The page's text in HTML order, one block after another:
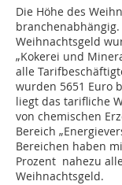
Die Höhe des
Weihnachtsgeld
„Kokerei und
alle
wurden 5651 Euro
liegt das tarifliche
von chemischen
Bereich
Bereichen haben
Prozent nahezu
Weihnachtsgeld.